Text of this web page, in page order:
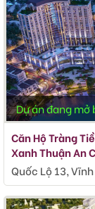
Dự án đang mở
Căn Hộ Tràng
Xanh Thuận An
Quốc Lộ 13,